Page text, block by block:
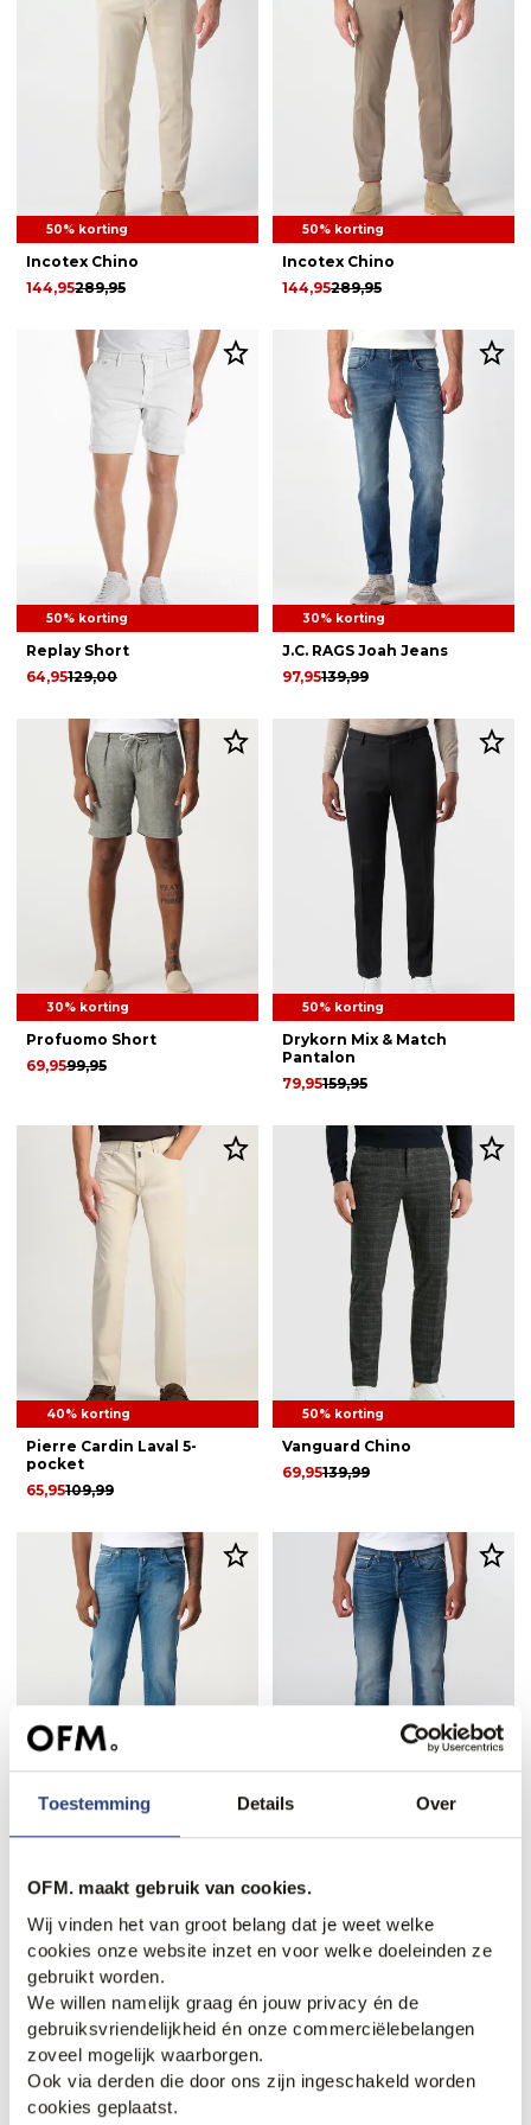
Toestemming Details Over
OFM. maakt gebruik van cookies.
Wij vinden het van groot belang dat je weet welke
cookies onze website inzet en voor welke doeleinden ze
gebruikt worden.
We willen namelijk graag én jouw privacy én de
gebruiksvriendelijkheid én onze commerciëlebelangen
zoveel mogelijk waarborgen.
Ook via derden die door ons zijn ingeschakeld worden
cookies geplaatst.
50% korting
Incotex Chino
289,95
144,95
50% korting
Incotex Chino
289,95
144,95
50% korting
Replay Short
129,00
64,95
30% korting
J.C. RAGS Joah Jeans
139,99
97,95
30% korting
Profuomo Short
99,95
69,95
50% korting
Drykorn Mix & Match
Pantalon
159,95
79,95
40% korting
Pierre Cardin Laval 5-
pocket
109,99
65,95
50% korting
Vanguard Chino
139,99
69,95
139,00
82,95
96,95